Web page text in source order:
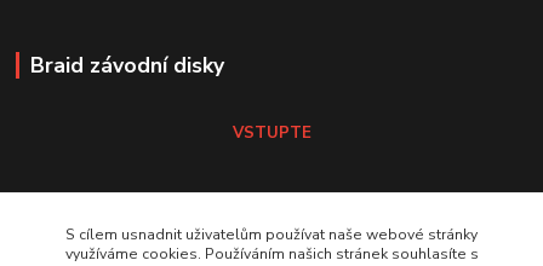
Braid závodní disky
VSTUPTE
S cílem usnadnit uživatelům používat naše webové stránky
využíváme cookies. Používáním našich stránek souhlasíte s